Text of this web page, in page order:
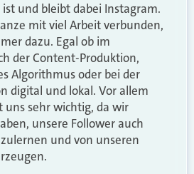
und bleibt dabei Instagram.
mit viel Arbeit verbunden,
dazu. Egal ob im
der Content-Produktion,
Algorithmus oder bei der
digital und lokal. Vor allem
uns sehr wichtig, da wir
unsere Follower auch
und von unseren